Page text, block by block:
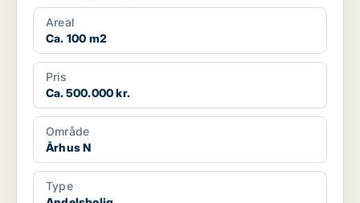
Areal
Ca. 100 m2
Pris
Ca. 500.000 kr.
Område
Århus N
Type